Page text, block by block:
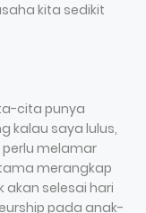
kita sedikit
cita punya
kalau saya lulus,
melamar
merangkap
akan selesai hari
pada anak-